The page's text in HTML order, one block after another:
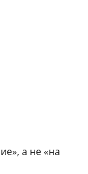
а не «на